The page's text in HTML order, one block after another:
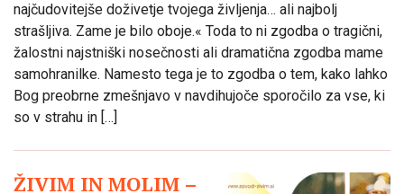
najčudovitejše doživetje tvojega življenja… ali najbolj
strašljiva. Zame je bilo oboje.« Toda to ni zgodba o tragični,
žalostni najstniški nosečnosti ali dramatična zgodba mame
samohranilke. Namesto tega je to zgodba o tem, kako lahko
Bog preobrne zmešnjavo v navdihujoče sporočilo za vse, ki
so v strahu in […]
ŽIVIM IN MOLIM –